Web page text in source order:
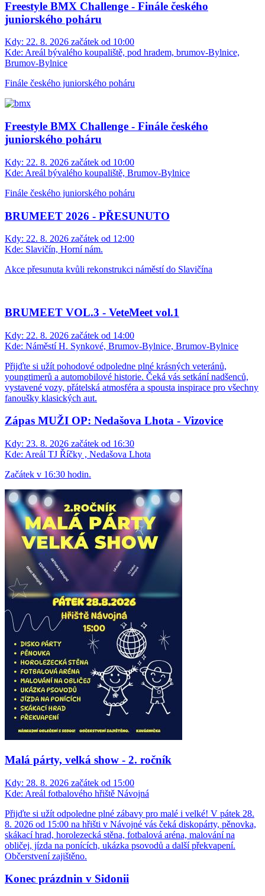
Freestyle BMX Challenge - Finále českého
juniorského poháru
Kdy: 22. 8. 2026 začátek od 10:00
Kde: Areál bývalého koupaliště, pod hradem, brumov-Bylnice,
Brumov-Bylnice
Finále českého juniorského poháru
Freestyle BMX Challenge - Finále českého
juniorského poháru
Kdy: 22. 8. 2026 začátek od 10:00
Kde: Areál bývalého koupaliště, Brumov-Bylnice
Finále českého juniorského poháru
BRUMEET 2026 - PŘESUNUTO
Kdy: 22. 8. 2026 začátek od 12:00
Kde: Slavičín, Horní nám.
Akce přesunuta kvůli rekonstrukci náměstí do Slavičína
BRUMEET VOL.3 - VeteMeet vol.1
Kdy: 22. 8. 2026 začátek od 14:00
Kde: Náměstí H. Synkové, Brumov-Bylnice, Brumov-Bylnice
Přijďte si užít pohodové odpoledne plné krásných veteránů,
youngtimerů a automobilové historie. Čeká vás setkání nadšenců,
vystavené vozy, přátelská atmosféra a spousta inspirace pro všechny
fanoušky klasických aut.
Zápas MUŽI OP: Nedašova Lhota - Vizovice
Kdy: 23. 8. 2026 začátek od 16:30
Kde: Areál TJ Říčky , Nedašova Lhota
Začátek v 16:30 hodin.
Malá párty, velká show - 2. ročník
Kdy: 28. 8. 2026 začátek od 15:00
Kde: Areál fotbalového hřiště Návojná
Přijďte si užít odpoledne plné zábavy pro malé i velké! V pátek 28.
8. 2026 od 15:00 na hřišti v Návojné vás čeká diskopárty, pěnovka,
skákací hrad, horolezecká stěna, fotbalová aréna, malování na
obličej, jízda na ponících, ukázka psovodů a další překvapení.
Občerstvení zajištěno.
Konec prázdnin v Sidonii